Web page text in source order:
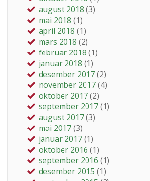
august 2018 (3)
mai 2018 (1)
april 2018 (1)
mars 2018 (2)
februar 2018 (1)
januar 2018 (1)
desember 2017(2)
november 2017(4)
oktober 2017(2)
september 2017(1)
august 2017(3)
mai 2017(3)
januar 2017(1)
oktober 2016 (1)
september 2016 (1)
desember 2015 (1)